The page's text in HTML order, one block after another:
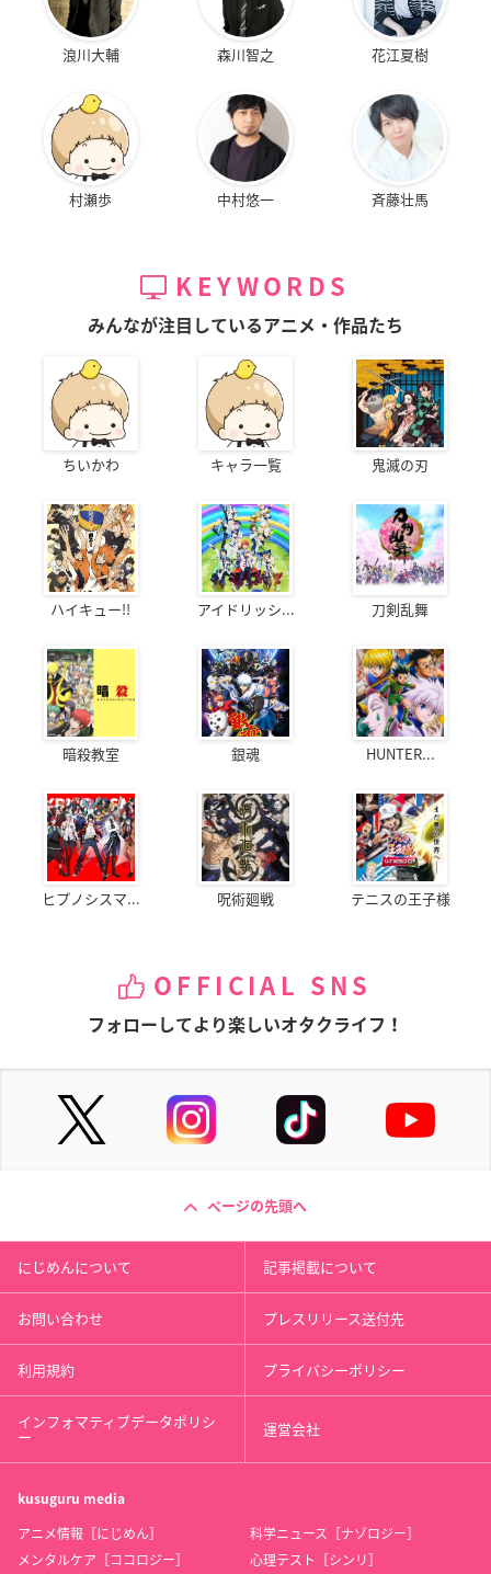
浪川大輔 森川智之 花江夏樹
村瀬歩 中村悠一 斉藤壮馬
KEYWORDS
みんなが注目しているアニメ・作品たち
ちいかわ キャラ一覧 鬼滅の刃
ハイキュー!! アイドリッシ... 刀剣乱舞
暗殺教室 銀魂 HUNTER...
ヒプノシスマ... 呪術廻戦 テニスの王子様
OFFICIAL SNS
フォローしてより楽しいオタクライフ！
ページの先頭へ
にじめんについて 記事掲載について
お問い合わせ プレスリリース送付先
利用規約 プライバシーポリシー
インフォマティブデータポリシ
ー 運営会社
kusuguru media
アニメ情報［にじめん］
科学ニュース［ナゾロジー］
メンタルケア［ココロジー］
心理テスト［シンリ］